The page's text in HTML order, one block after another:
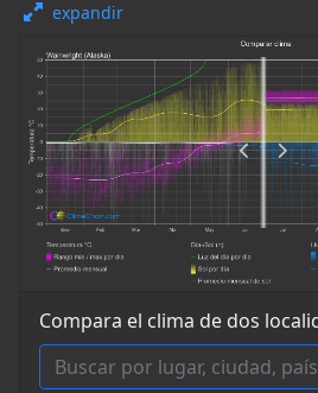
expandir
Compara el clima de dos